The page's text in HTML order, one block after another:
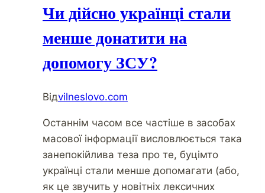
Чи дійсно українці стали
менше донатити на
допомогу ЗСУ?
Відvilneslovo.com
Останнім часом все частіше в засобах
масової інформації висловлюється така
занепокійлива теза про те, буцімто
українці стали менше допомагати (або,
як це звучить у новітніх лексичних